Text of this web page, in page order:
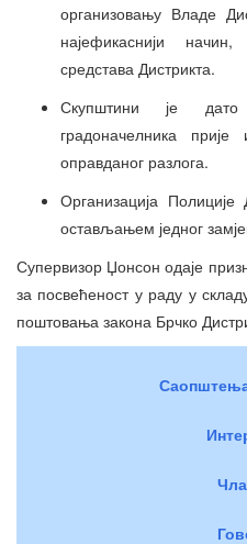
организовању Владе
најефикаснији
средстава Дистрикта.
Скупштини је
градоначелника
оправданог разлога.
Организација Полиције
остављањем једног
Супервизор Џонсон одаје
за посвећеност у раду у
поштовања закона Брчко
Саопштења